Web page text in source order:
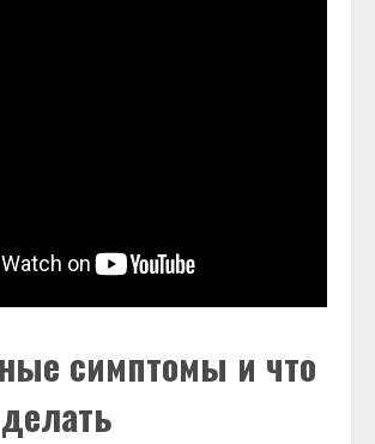
симптомы и что